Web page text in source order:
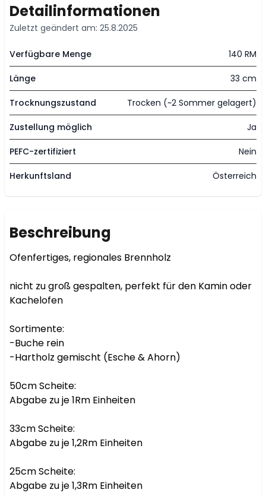
Detailinformationen
Zuletzt geändert am: 25.8.2025
Verfügbare Menge 140 RM
Länge 33 cm
Trocknungszustand Trocken (~2 Sommer gelagert)
Zustellung möglich Ja
PEFC-zertifiziert Nein
Herkunftsland Österreich
Beschreibung
Ofenfertiges, regionales Brennholz
nicht zu groß gespalten, perfekt für den Kamin oder
Kachelofen
Sortimente:
-Buche rein
-Hartholz gemischt (Esche & Ahorn)
50cm Scheite:
Abgabe zu je 1Rm Einheiten
33cm Scheite:
Abgabe zu je 1,2Rm Einheiten
25cm Scheite:
Abgabe zu je 1,3Rm Einheiten